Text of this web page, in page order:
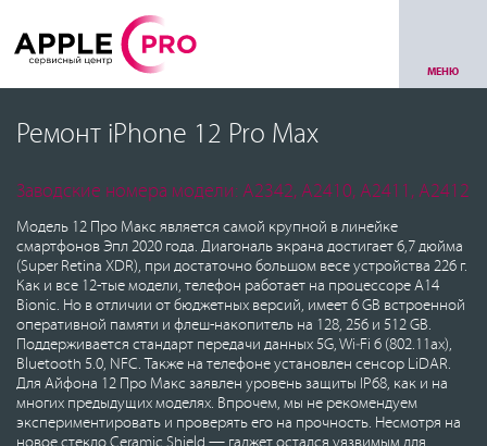
МЕНЮ
Ремонт iPhone 12 Pro Max
Заводские номера модели: A2342, A2410, A2411, A2412
Модель 12 Про Макс является самой крупной в линейке
смартфонов Эпл 2020 года. Диагональ экрана достигает 6,7 дюйма
(Super Retina XDR), при достаточно большом весе устройства 226 г.
Как и все 12-тые модели, телефон работает на процессоре A14
Bionic. Но в отличии от бюджетных версий, имеет 6 GB встроенной
оперативной памяти и флеш-накопитель на 128, 256 и 512 GB.
Поддерживается стандарт передачи данных 5G, Wi‑Fi 6 (802.11ax),
Bluetooth 5.0, NFC. Также на телефоне установлен сенсор LiDAR.
Для Айфона 12 Про Макс заявлен уровень защиты IP68, как и на
многих предыдущих моделях. Впрочем, мы не рекомендуем
экспериментировать и проверять его на прочность. Несмотря на